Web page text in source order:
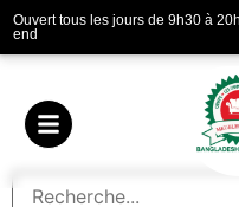
Ouvert tous les jours de 9h30 à
end